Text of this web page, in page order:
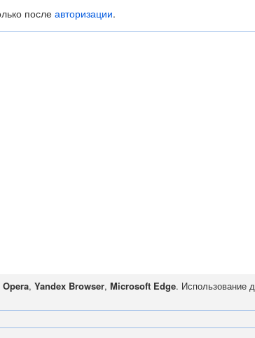
после авторизации.
Opera, Yandex Browser, Microsoft Edge. Использование